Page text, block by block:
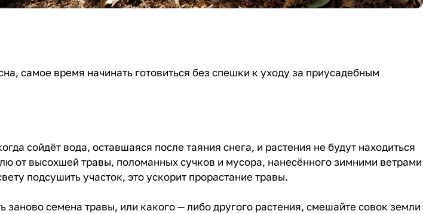
самое время начинать готовиться без спешки к уходу за приусадебным
сойдёт вода, оставшаяся после таяния снега, и растения не будут находиться
от высохшей травы, поломанных сучков и мусора, нанесённого зимними ветрами
подсушить участок, это ускорит прорастание травы.
заново семена травы, или какого — либо другого растения, смешайте совок земли